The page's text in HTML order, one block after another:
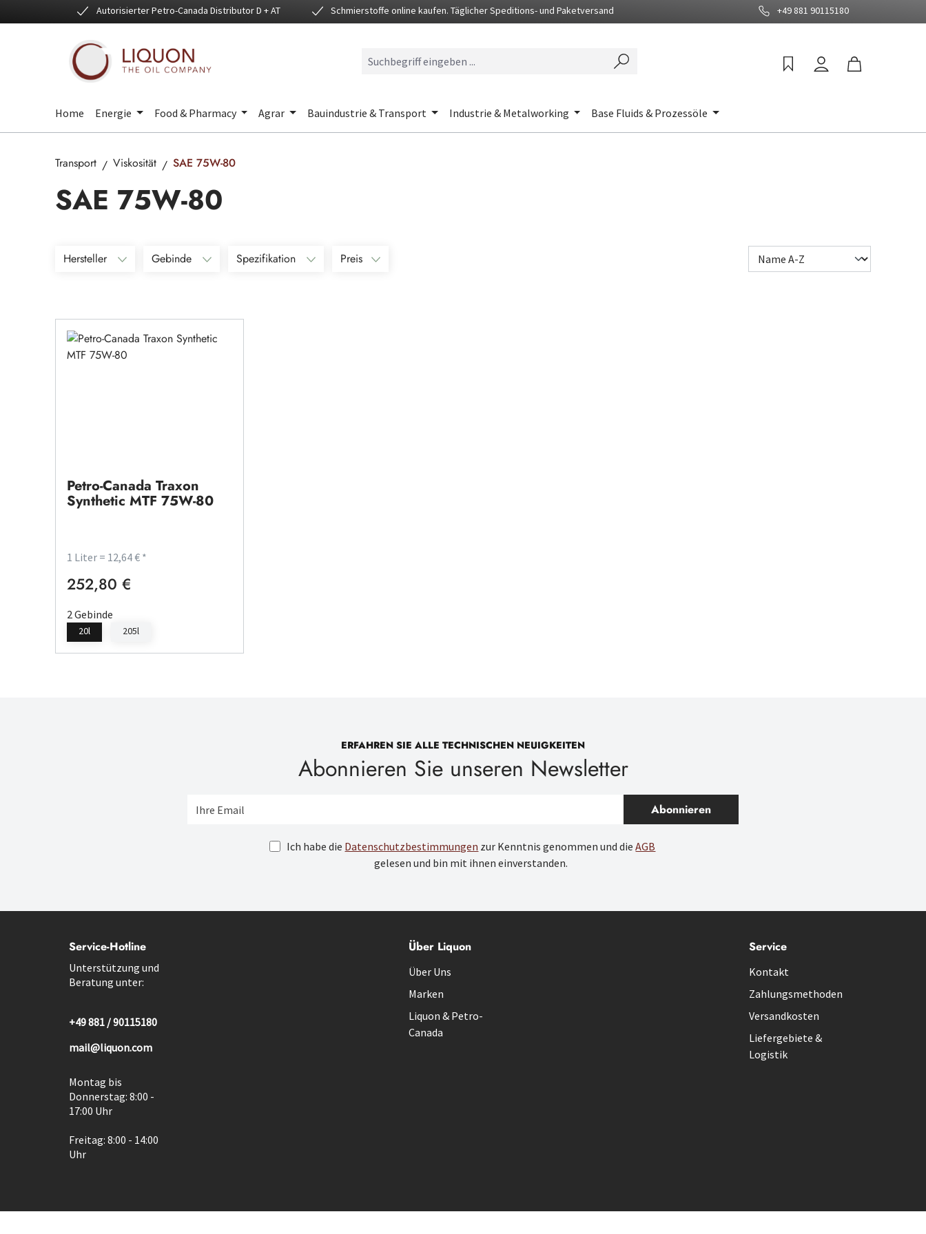
Hauptinhalt springen
Zur Suche springen
Zur Hauptnavigation springenAutorisierter Petro-Canada Distributor D + AT Schmierstoffe online kaufen. Täglicher Speditions- und Paketversand +49 881 90115180
Home Energie Food & Pharmacy Agrar Bauindustrie & Transport Industrie & Metalworking Base Fluids & Prozessöle
Transport Viskosität SAE 75W-80
SAE 75W-80
Hersteller Gebinde Spezifikation Preis
Petro-Canada Traxon
Synthetic MTF 75W-80
1 Liter = 12,64 € *
Regulärer Preis:
252,80 €
2 Gebinde
20l 205l
ERFAHREN SIE ALLE TECHNISCHEN NEUIGKEITEN
Abonnieren Sie unseren Newsletter
Abonnieren
Ich habe die Datenschutzbestimmungen zur Kenntnis genommen und dieAGB
gelesen und bin mit ihnen einverstanden.
Service-Hotline
Unterstützung und
Beratung unter:
+49 881 / 90115180
mail@liquon.com
Montag bis
Donnerstag: 8:00 -
17:00 Uhr
Freitag: 8:00 - 14:00
Uhr
Über Liquon
Über Uns
Marken
Liquon & Petro-
Canada
Service
Kontakt
Zahlungsmethoden
Versandkosten
Liefergebiete &
Logistik